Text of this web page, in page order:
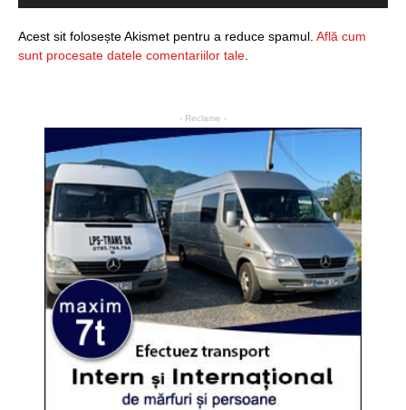
Acest sit folosește Akismet pentru a reduce spamul. Află cum
sunt procesate datele comentariilor tale
- Reclame -